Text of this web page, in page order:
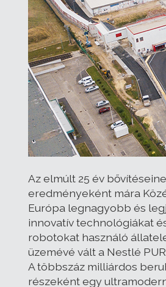
Az elmúlt 25 év
eredményeként mára
Európa legnagyobb és
innovatív technológiákat
robotokat használó
üzemévé vált a Nestlé
A többszáz milliárdos
részeként egy